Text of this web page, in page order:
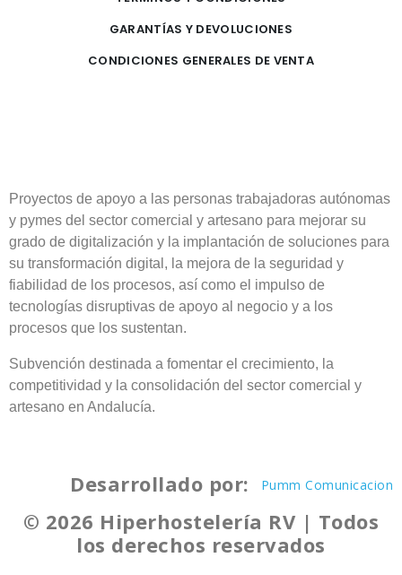
GARANTÍAS Y DEVOLUCIONES
CONDICIONES GENERALES DE VENTA
Proyectos de apoyo a las personas trabajadoras autónomas
y pymes del sector comercial y artesano para mejorar su
grado de digitalización y la implantación de soluciones para
su transformación digital, la mejora de la seguridad y
fiabilidad de los procesos, así como el impulso de
tecnologías disruptivas de apoyo al negocio y a los
procesos que los sustentan.
Subvención destinada a fomentar el crecimiento, la
competitividad y la consolidación del sector comercial y
artesano en Andalucía.
Desarrollado por: Pumm Comunicacion
© 2026 Hiperhostelería RV | Todos
los derechos reservados